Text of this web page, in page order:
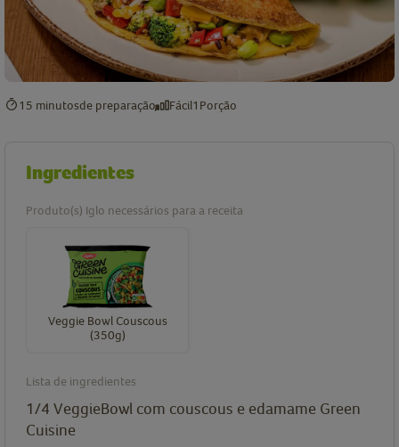
15 minutosde preparação Fácil1 Porção
Ingredientes
Produto(s) Iglo necessários para a receita
Veggie Bowl Couscous
(350g)
Lista de ingredientes
1/4 VeggieBowl com couscous e edamame Green
Cuisine